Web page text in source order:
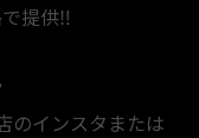
提供‼️
のインスタまたは